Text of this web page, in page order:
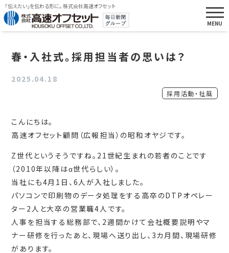
「伝えたい」を伝わる形に。 株式会社高速オフセット
春・入社式。採用担当者の思いは？
2025.04.18
採用活動・社風
こんにちは。
高速オフセット顧問（広報担当）の昭和オヤジです。
Z世代というそうですね。21世紀生まれの若者のことです
（2010年以降はα世代らしい）。
当社にも4月1日、6人が入社しました。
パソコンで印刷物のデータ処理をする高卒のDTPオペレー
ター2人と大卒の営業職4人です。
人事を担当する総務部で、2週間かけて会社概要説明やマ
ナー研修を行ったあと、現場へ送り出し、3カ月間、現場研修
があります。